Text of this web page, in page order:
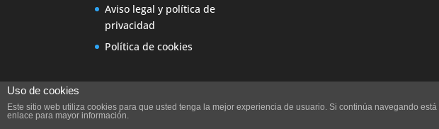
Aviso legal y política de
privacidad
Política de cookies
Diseño Web Ideare
Uso de cookies
Este sitio web utiliza cookies para que usted tenga la mejor experiencia de usuario. Si continúa navegando
enlace para mayor información.